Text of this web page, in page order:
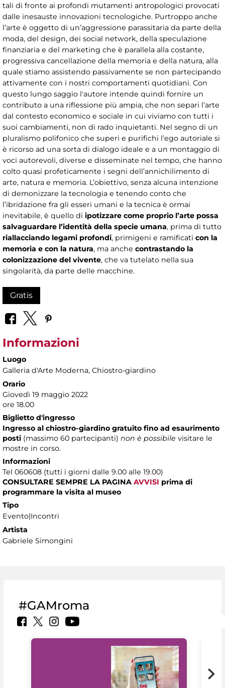
tali di fronte ai profondi mutamenti antropologici provocati
dalle inesauste innovazioni tecnologiche. Purtroppo anche
l’arte è oggetto di un’aggressione parassitaria da parte della
moda, del design, dei social network, della speculazione
finanziaria e del marketing che è parallela alla costante,
progressiva cancellazione della memoria e della natura, alla
quale stiamo assistendo passivamente se non partecipando
attivamente con i nostri comportamenti quotidiani. Con
questo lungo saggio l'autore intende quindi fornire un
contributo a una riflessione più ampia, che non separi l’arte
dal contesto economico e sociale in cui viviamo con tutti i
suoi cambiamenti, non di rado inquietanti. Nel segno di un
pluralismo polifonico che superi e purifichi l’ego autoriale si
è ricorso ad una sorta di dialogo ideale e a un montaggio di
voci autorevoli, diverse e disseminate nel tempo, che hanno
colto quasi profeticamente i segni dell’annichilimento di
arte, natura e memoria. L’obiettivo, senza alcuna intenzione
di demonizzare la tecnologia e tenendo conto che
l’ibridazione fra gli esseri umani e la tecnica è ormai
inevitabile, è quello di ipotizzare come proprio l’arte possa
salvaguardare l’identità della specie umana, prima di tutto
riallacciando legami profondi, primigeni e ramificati con la
memoria e con la natura, ma anche contrastando la
colonizzazione del vivente, che va tutelato nella sua
singolarità, da parte delle macchine.
Gratis
Informazioni
Luogo
Galleria d'Arte Moderna, Chiostro-giardino
Orario
Giovedì 19 maggio 2022
ore 18.00
Biglietto d'ingresso
Ingresso al chiostro-giardino gratuito fino ad esaurimento
posti (massimo 60 partecipanti) non è possibile visitare le
mostre in corso.
Informazioni
Tel 060608 (tutti i giorni dalle 9.00 alle 19.00)
CONSULTARE SEMPRE LA PAGINA AVVISI prima di
programmare la visita al museo
Tipo
Evento|Incontri
Artista
Gabriele Simongini
#GAMroma